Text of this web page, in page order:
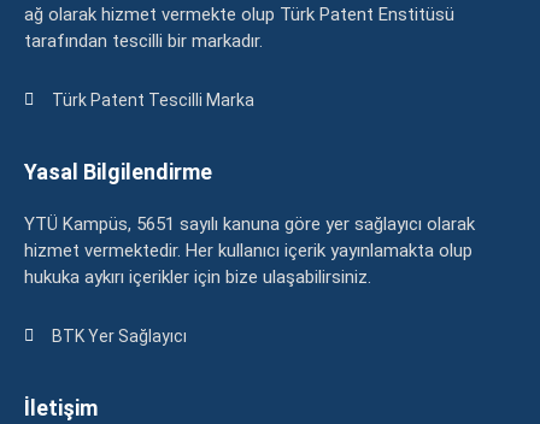
ağ olarak hizmet vermekte olup Türk Patent Enstitüsü
tarafından tescilli bir markadır.
Türk Patent Tescilli Marka
Yasal Bilgilendirme
YTÜ Kampüs, 5651 sayılı kanuna göre yer sağlayıcı olarak
hizmet vermektedir. Her kullanıcı içerik yayınlamakta olup
hukuka aykırı içerikler için bize ulaşabilirsiniz.
BTK Yer Sağlayıcı
İletişim